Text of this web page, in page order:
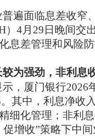
遍面临息差收窄
）4月29日晚间
息差管理和风险
为强劲，非利息
，厦门银行2026
其中，利息净收
细化管理；非利
促增收”策略下中